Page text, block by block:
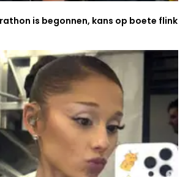
is begonnen, kans op boete flink